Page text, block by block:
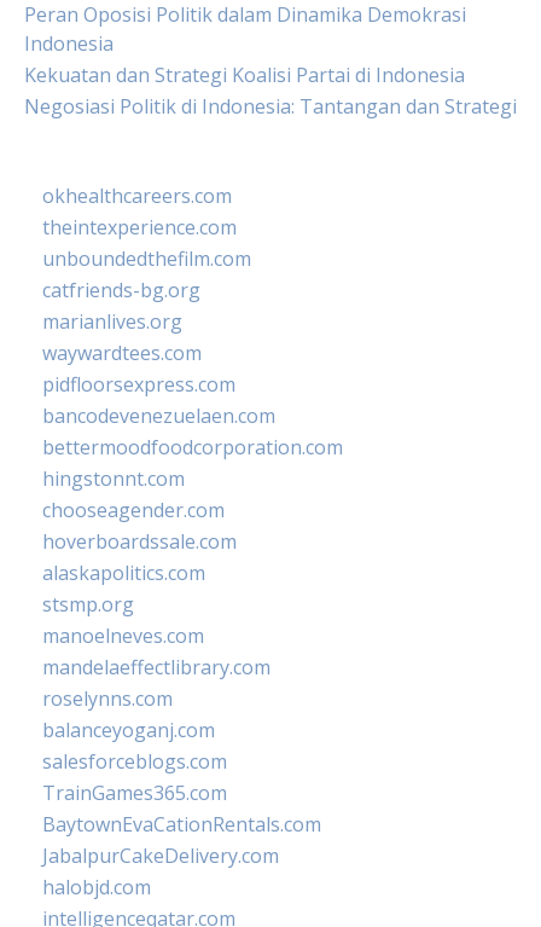
Peran Oposisi Politik dalam Dinamika Demokrasi
Indonesia
Kekuatan dan Strategi Koalisi Partai di Indonesia
Negosiasi Politik di Indonesia: Tantangan dan Strategi
okhealthcareers.com
theintexperience.com
unboundedthefilm.com
catfriends-bg.org
marianlives.org
waywardtees.com
pidfloorsexpress.com
bancodevenezuelaen.com
bettermoodfoodcorporation.com
hingstonnt.com
chooseagender.com
hoverboardssale.com
alaskapolitics.com
stsmp.org
manoelneves.com
mandelaeffectlibrary.com
roselynns.com
balanceyoganj.com
salesforceblogs.com
TrainGames365.com
BaytownEvaCationRentals.com
JabalpurCakeDelivery.com
halobjd.com
intelligenceqatar.com